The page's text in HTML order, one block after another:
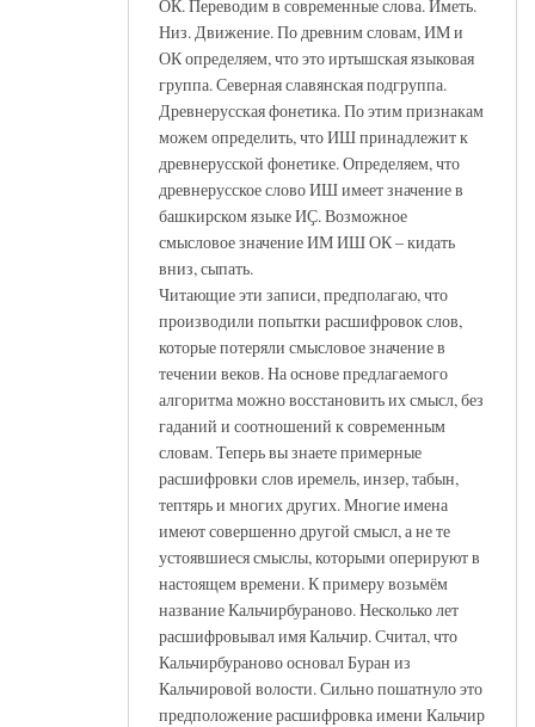
ОК. Переводим в современные слова. Иметь.
Низ. Движение. По древним словам, ИМ и
ОК определяем, что это иртышская языковая
группа. Северная славянская подгруппа.
Древнерусская фонетика. По этим признакам
можем определить, что ИШ принадлежит к
древнерусской фонетике. Определяем, что
древнерусское слово ИШ имеет значение в
башкирском языке ИҪ. Возможное
смысловое значение ИМ ИШ ОК – кидать
вниз, сыпать.
Читающие эти записи, предполагаю, что
производили попытки расшифровок слов,
которые потеряли смысловое значение в
течении веков. На основе предлагаемого
алгоритма можно восстановить их смысл, без
гаданий и соотношений к современным
словам. Теперь вы знаете примерные
расшифровки слов иремель, инзер, табын,
тептярь и многих других. Многие имена
имеют совершенно другой смысл, а не те
устоявшиеся смыслы, которыми оперируют в
настоящем времени. К примеру возьмём
название Кальчирбураново. Несколько лет
расшифровывал имя Кальчир. Считал, что
Кальчирбураново основал Буран из
Кальчировой волости. Сильно пошатнуло это
предположение расшифровка имени Кальчир